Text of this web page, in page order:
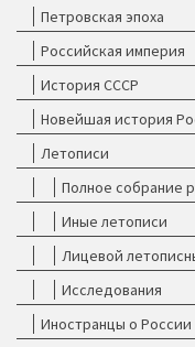
Петровская эпоха
Российская империя
История СССР
Новейшая история
Летописи
Полное собрание
Иные летописи
Лицевой
Исследования
Иностранцы о России